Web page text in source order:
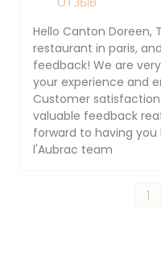
Hello Canton Doreen,
restaurant in paris,
feedback! We are
your experience and
Customer
valuable feedback
forward to having you
l'Aubrac team
1